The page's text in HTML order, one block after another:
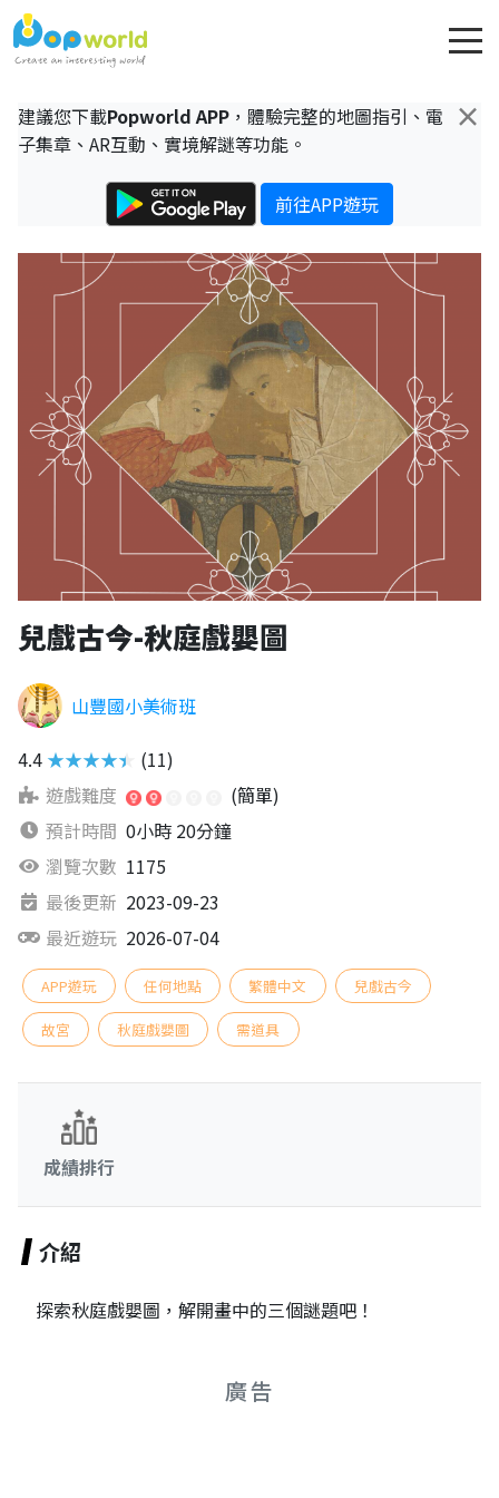
×
建議您下載Popworld APP ，體驗完整的地圖指引、電
子集章、AR互動、實境解謎等功能。
前往APP遊玩
兒戲古今-秋庭戲嬰圖
山豐國小美術班
4.4 ★★★★★ (11)
遊戲難度
(簡單)
預計時間 0小時 20分鐘
瀏覽次數 1175
最後更新 2023-09-23
最近遊玩 2026-07-04
APP遊玩 任何地點 繁體中文 兒戲古今
故宮 秋庭戲嬰圖 需道具
成績排行
介紹
探索秋庭戲嬰圖，解開畫中的三個謎題吧！
廣告